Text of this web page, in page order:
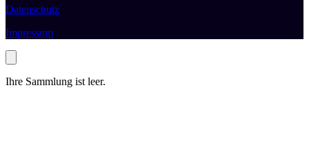
Datenschutz
Impressum
Ihre Sammlung ist leer.